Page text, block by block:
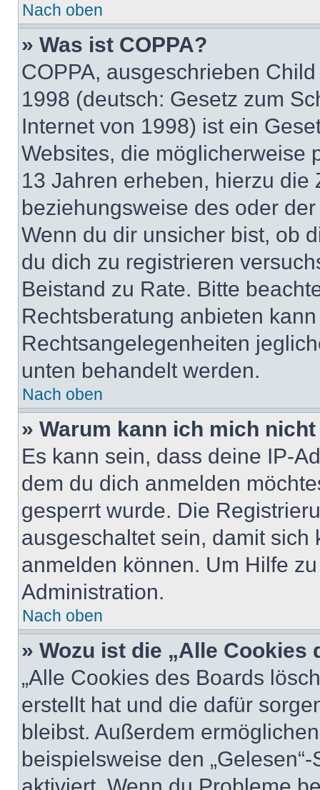
Nach oben
» Was ist COPPA?
COPPA, ausgeschrieben
1998 (deutsch: Gesetz zum
Internet von 1998) ist ein
Websites, die möglicherweise
13 Jahren erheben, hierzu die
beziehungsweise des oder
Wenn du dir unsicher bist, ob
du dich zu registrieren
Beistand zu Rate. Bitte
Rechtsberatung anbieten
Rechtsangelegenheiten
unten behandelt werden.
Nach oben
» Warum kann ich mich
Es kann sein, dass deine IP-
dem du dich anmelden
gesperrt wurde. Die
ausgeschaltet sein, damit
anmelden können. Um Hilfe
Administration.
Nach oben
» Wozu ist die „Alle
„Alle Cookies des Boards
erstellt hat und die dafür
bleibst. Außerdem
beispielsweise den